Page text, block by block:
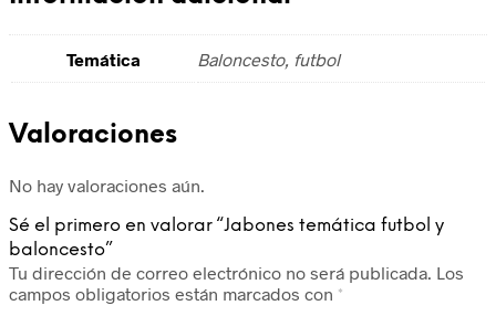
Temática Baloncesto, futbol
Valoraciones
No hay valoraciones aún.
Sé el primero en valorar “Jabones temática futbol y
baloncesto”
Tu dirección de correo electrónico no será publicada. Los
campos obligatorios están marcados con *